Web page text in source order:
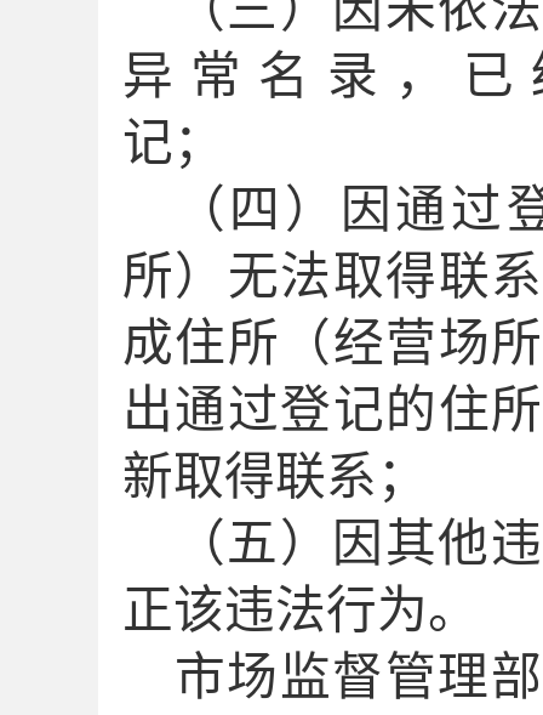
异常名录，
记；
（四）因通过
所）无法取得联
成住所（经营场
出通过登记的住
新取得联系；
（五）因其他
正该违法行为。
市场监督管理